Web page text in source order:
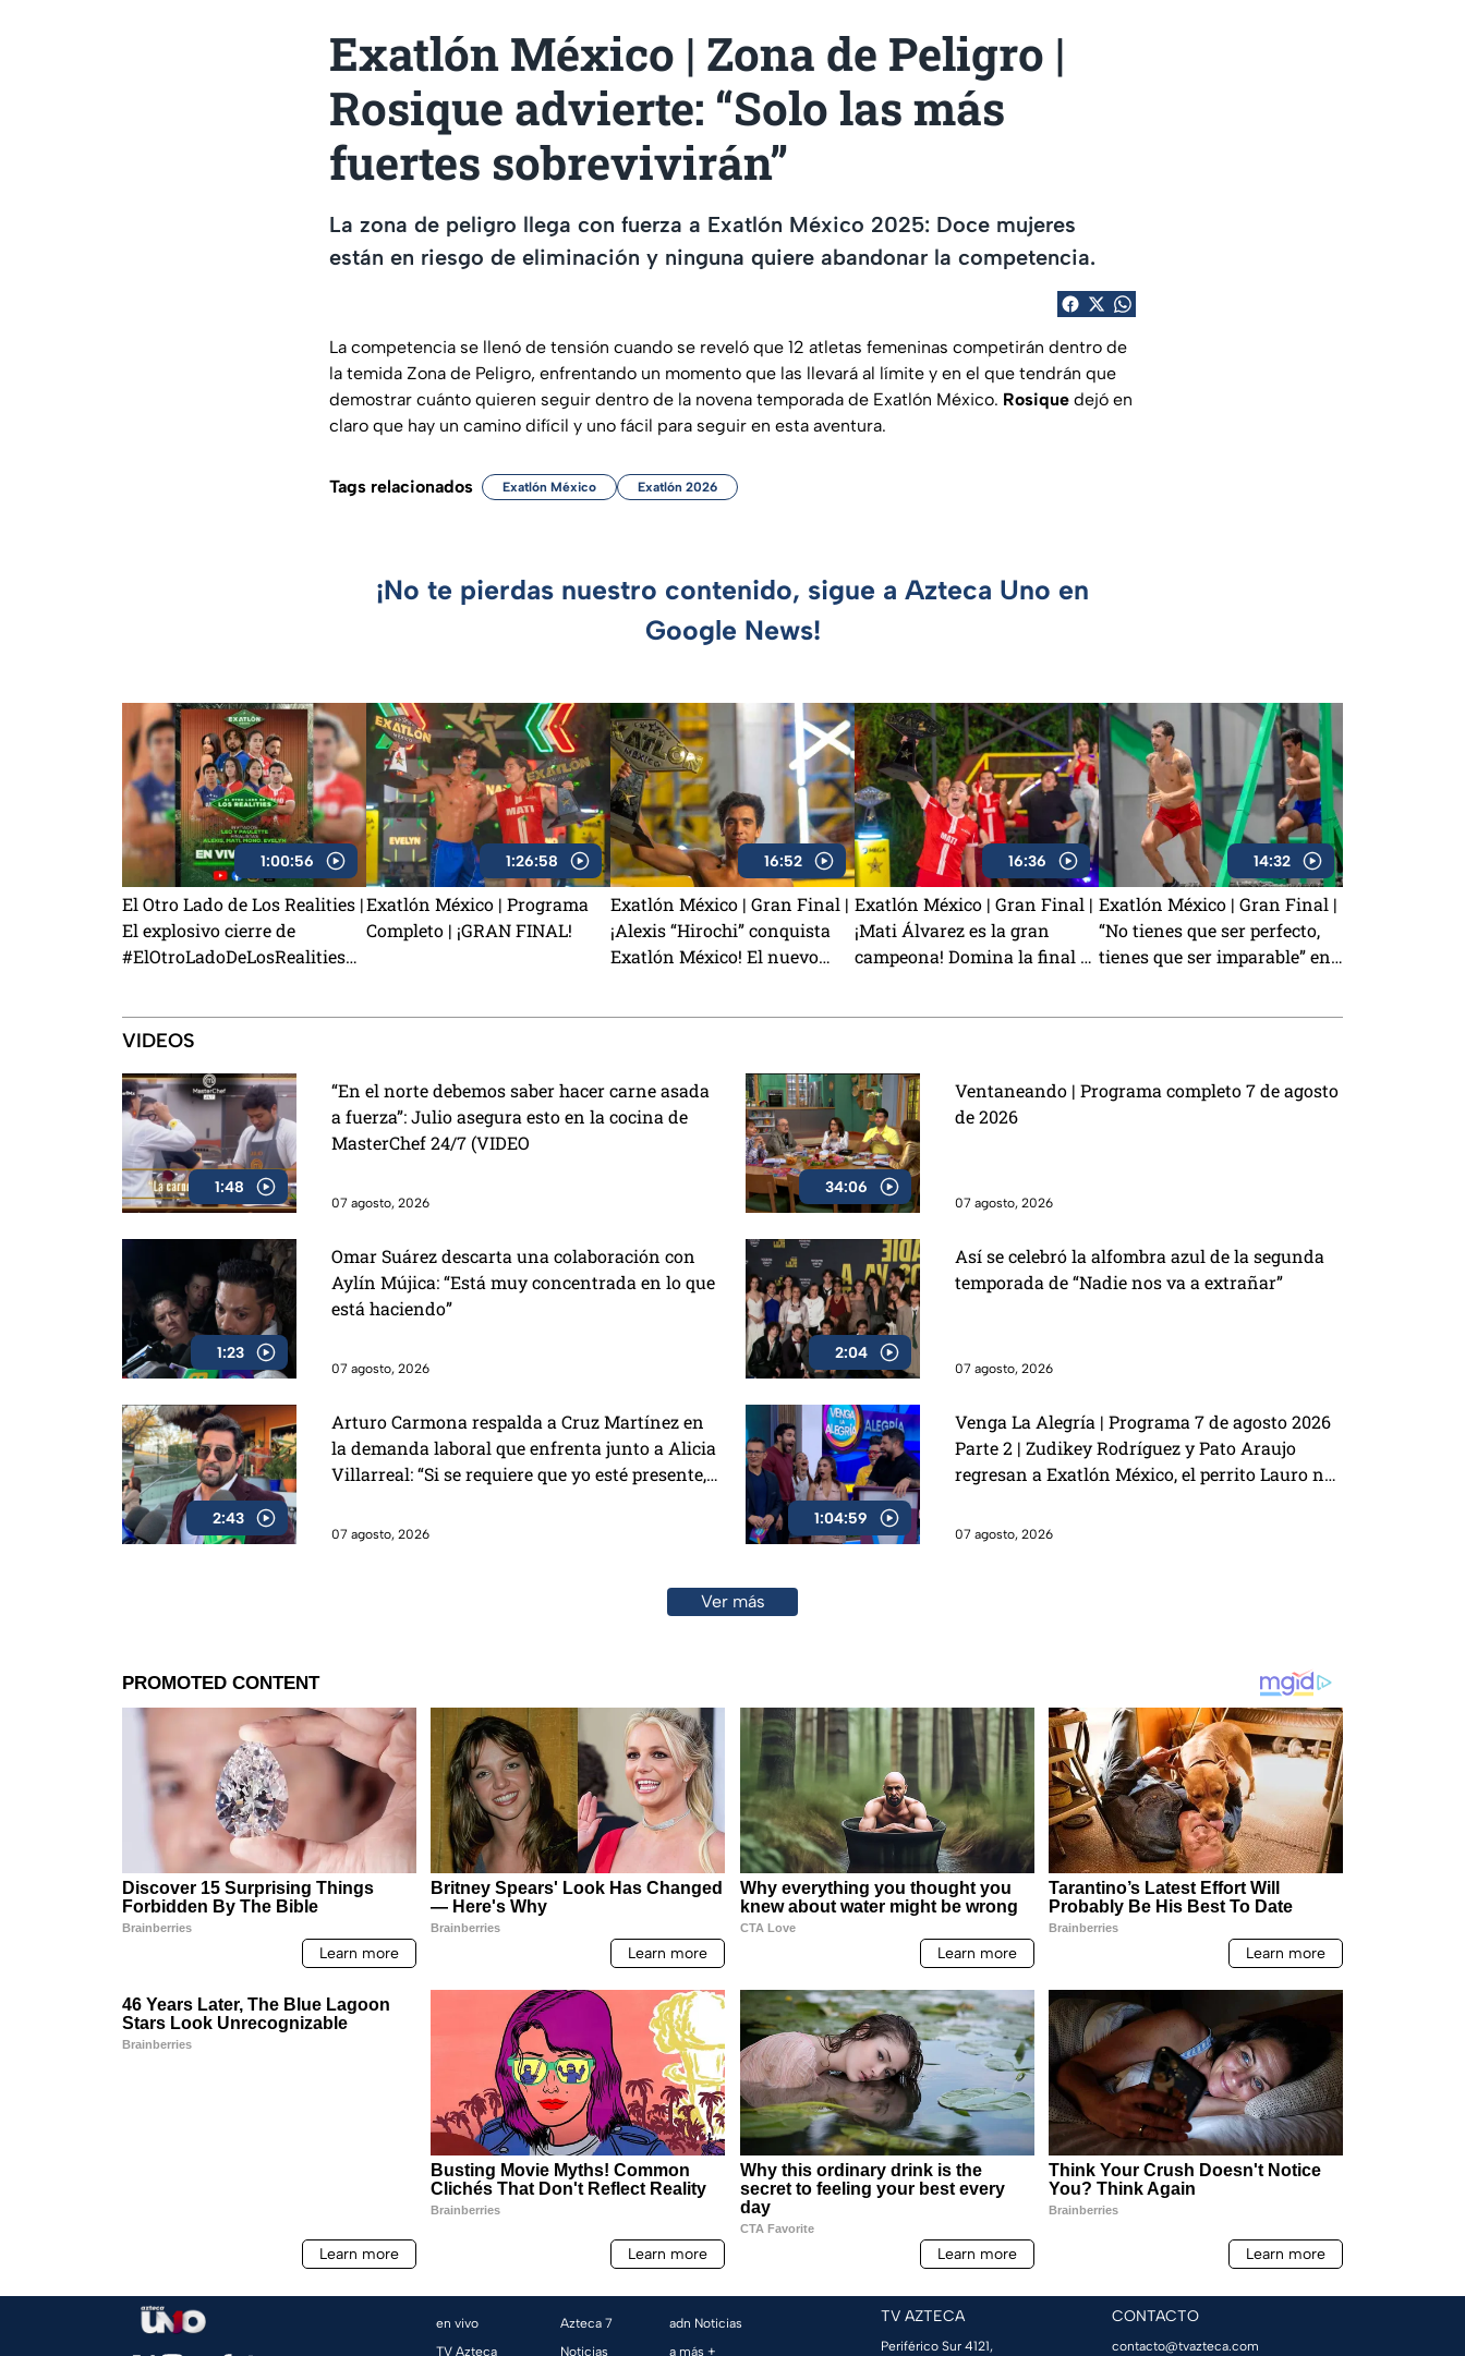
Exatlón México | Zona de Peligro |
Rosique advierte: “Solo las más
fuertes sobrevivirán”
La zona de peligro llega con fuerza a Exatlón México 2025: Doce mujeres
están en riesgo de eliminación y ninguna quiere abandonar la competencia.
La competencia se llenó de tensión cuando se reveló que 12 atletas femeninas competirán dentro de
la temida Zona de Peligro, enfrentando un momento que las llevará al límite y en el que tendrán que
demostrar cuánto quieren seguir dentro de la novena temporada de Exatlón México. Rosique dejó en
claro que hay un camino difícil y uno fácil para seguir en esta aventura.
Tags relacionados Exatlón México Exatlón 2026
¡No te pierdas nuestro contenido, sigue a Azteca Uno en
Google News!
1:00:56
El Otro Lado de Los Realities |
El explosivo cierre de
#ElOtroLadoDeLosRealities
1:26:58
Exatlón México | Programa
Completo | ¡GRAN FINAL!
16:52
Exatlón México | Gran Final |
¡Alexis “Hirochi” conquista
Exatlón México! El nuevo
16:36
Exatlón México | Gran Final |
¡Mati Álvarez es la gran
campeona! Domina la final y
14:32
Exatlón México | Gran Final |
“No tienes que ser perfecto,
tienes que ser imparable” en
VIDEOS
1:48
“En el norte debemos saber hacer carne asada
a fuerza”: Julio asegura esto en la cocina de
MasterChef 24/7 (VIDEO
07 agosto, 2026
34:06
Ventaneando | Programa completo 7 de agosto
de 2026
07 agosto, 2026
1:23
Omar Suárez descarta una colaboración con
Aylín Mújica: “Está muy concentrada en lo que
está haciendo”
07 agosto, 2026
2:04
Así se celebró la alfombra azul de la segunda
temporada de “Nadie nos va a extrañar”
07 agosto, 2026
2:43
Arturo Carmona respalda a Cruz Martínez en
la demanda laboral que enfrenta junto a Alicia
Villarreal: “Si se requiere que yo esté presente,
07 agosto, 2026
1:04:59
Venga La Alegría | Programa 7 de agosto 2026
Parte 2 | Zudikey Rodríguez y Pato Araujo
regresan a Exatlón México, el perrito Lauro nos
07 agosto, 2026
Ver más
en vivo
TV Azteca
Azteca 7
Noticias
adn Noticias
a más +
TV AZTECA
Periférico Sur 4121,
CONTACTO
contacto@tvazteca.com